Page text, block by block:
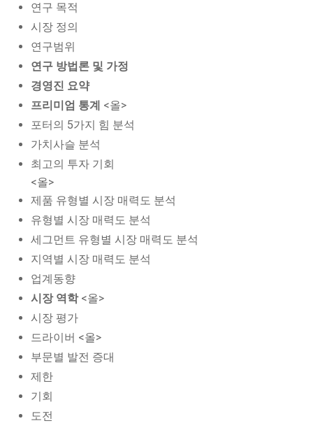
연구 목적
시장 정의
연구범위
연구 방법론 및 가정
경영진 요약
프리미엄 통계 <올>
포터의 5가지 힘 분석
가치사슬 분석
최고의 투자 기회
<올>
제품 유형별 시장 매력도 분석
유형별 시장 매력도 분석
세그먼트 유형별 시장 매력도 분석
지역별 시장 매력도 분석
업계동향
시장 역학<올>
시장 평가
드라이버 <올>
부문별 발전 증대
제한
기회
도전